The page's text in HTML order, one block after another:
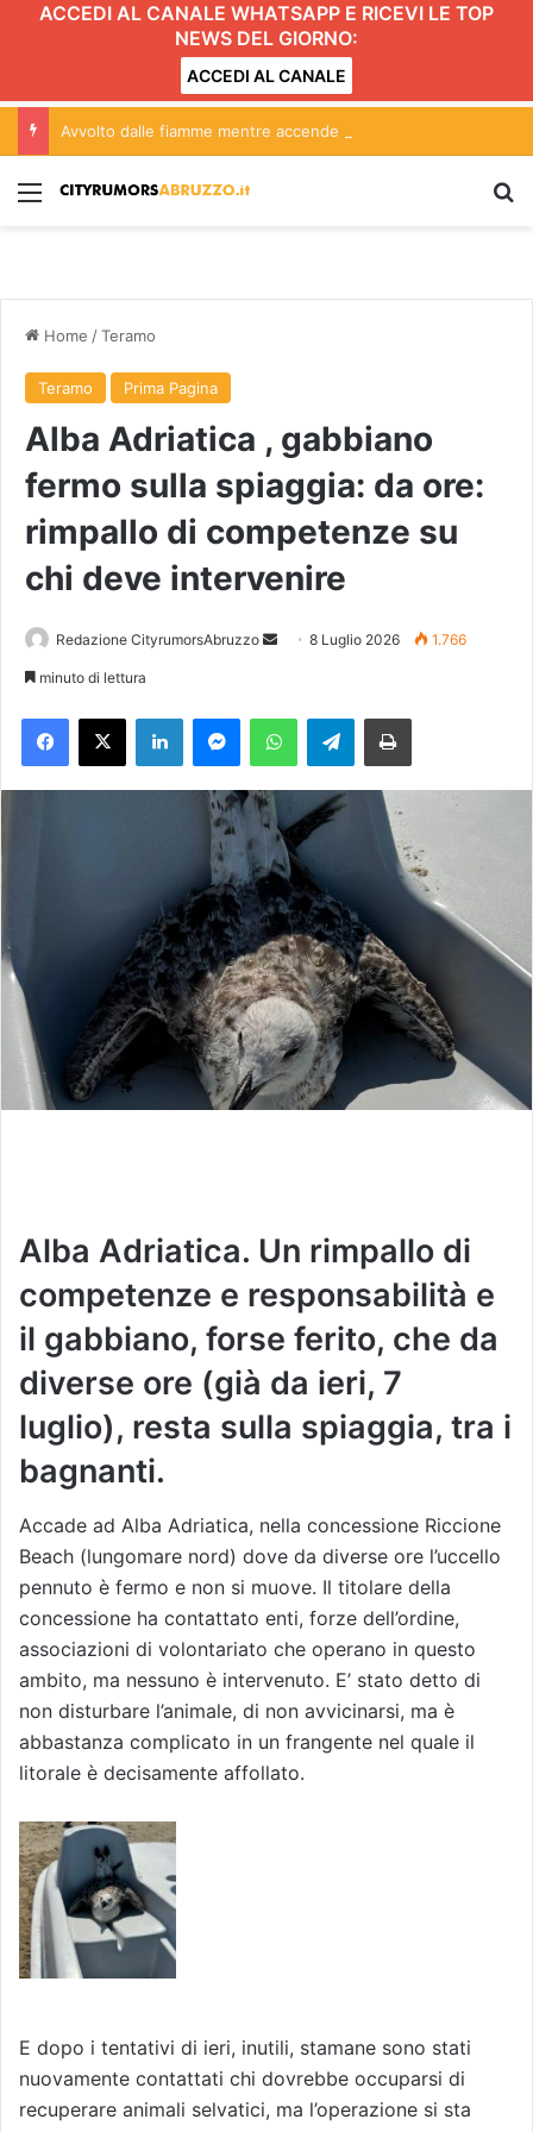
ACCEDI AL CANALE WHATSAPP E RICEVI LE TOP
NEWS DEL GIORNO:
ACCEDI AL CANALE
Avvolto dalle fiamme mentre accende il barbecue
Menu
Home /Teramo
Teramo Prima Pagina
Alba Adriatica , gabbiano
fermo sulla spiaggia: da ore:
rimpallo di competenze su
chi deve intervenire
Redazione CityrumorsAbruzzo
a
'
e
m
i
l
8 Luglio 2026 1.766
minuto di lettura
Telegram
Alba Adriatica. Un rimpallo di
competenze e responsabilità e
il gabbiano, forse ferito, che da
diverse ore (già da ieri, 7
luglio), resta sulla spiaggia, tra i
bagnanti.
Accade ad Alba Adriatica, nella concessione Riccione
Beach (lungomare nord) dove da diverse ore l’uccello
pennuto è fermo e non si muove. Il titolare della
concessione ha contattato enti, forze dell’ordine,
associazioni di volontariato che operano in questo
ambito, ma nessuno è intervenuto. E’ stato detto di
non disturbare l’animale, di non avvicinarsi, ma è
abbastanza complicato in un frangente nel quale il
litorale è decisamente affollato.
E dopo i tentativi di ieri, inutili, stamane sono stati
nuovamente contattati chi dovrebbe occuparsi di
recuperare animali selvatici, ma l’operazione si sta